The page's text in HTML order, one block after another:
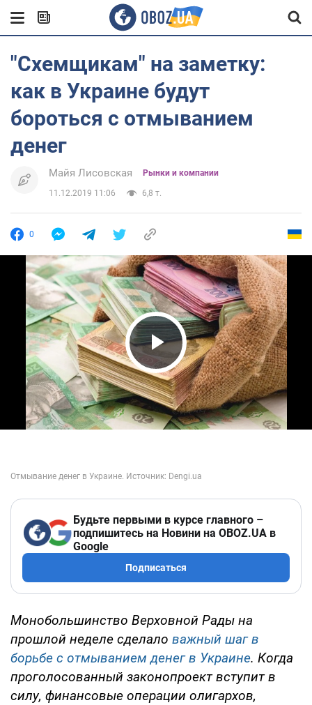
"Схемщикам" на заметку:
как в Украине будут
бороться с отмыванием
денег
Майя Лисовская Рынки и компании
11.12.2019 11:06 6,8 т.
0
Play Video
Будьте первыми в курсе главного –
подпишитесь на Новини на OBOZ.UA в
Google
Подписаться
Монобольшинство Верховной Рады на
прошлой неделе сделало важный шаг в
борьбе с отмыванием денег в Украине. Когда
проголосованный законопроект вступит в
силу, финансовые операции олигархов,